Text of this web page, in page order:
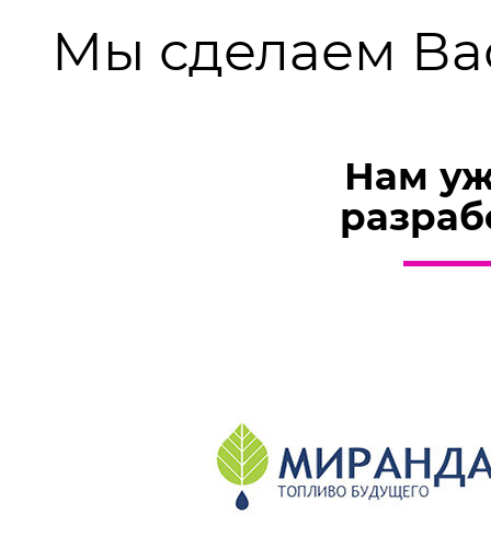
Мы сделаем
Нам